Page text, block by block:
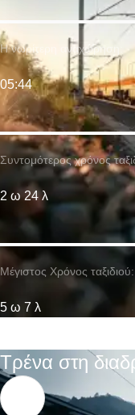
Συντομότερος χρόνος
2 ω 24 λ
Η νωρίτερη αναχώρηση:
05:44
Μέγιστος Χρόνος ταξιδιού:
5 ω 7 λ
Τρένα στη